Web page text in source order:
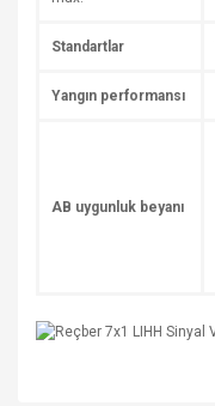
Standartlar
Yangın performansı
AB uygunluk beyanı